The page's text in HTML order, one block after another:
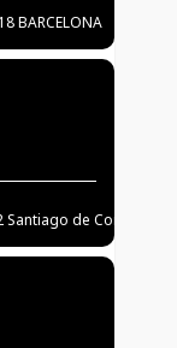
BARCELONA
Santiago de